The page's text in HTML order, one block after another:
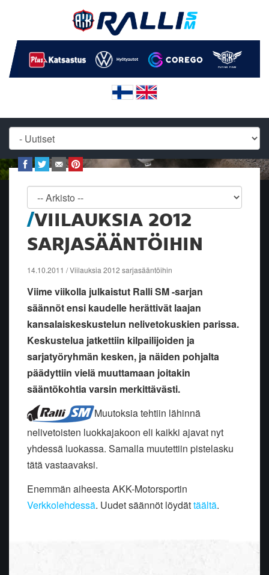
VIILAUKSIA 2012
SARJASÄÄNTÖIHIN
14.10.2011 / Viilauksia 2012 sarjasääntöihin
Viime viikolla julkaistut Ralli SM -sarjan
säännöt ensi kaudelle herättivät laajan
kansalaiskeskustelun nelivetokuskien parissa.
Keskustelua jatkettiin kilpailijoiden ja
sarjatyöryhmän kesken, ja näiden pohjalta
päädyttiin vielä muuttamaan joitakin
sääntökohtia varsin merkittävästi.
Muutoksia tehtiin lähinnä
nelivetoisten luokkajakoon eli kaikki ajavat nyt
yhdessä luokassa. Samalla muutettiin pistelasku
tätä vastaavaksi.
Enemmän aiheesta AKK-Motorsportin
Verkkolehdessä. Uudet säännöt löydättäältä.